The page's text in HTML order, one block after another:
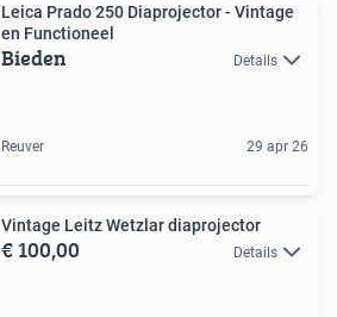
Leica Prado 250 Diaprojector - Vintage
en Functioneel
Bieden Details
Reuver 29 apr 26
Vintage Leitz Wetzlar diaprojector
€ 100,00 Details